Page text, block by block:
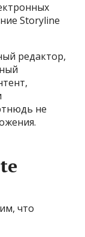
Storyline
редактор,
не
что